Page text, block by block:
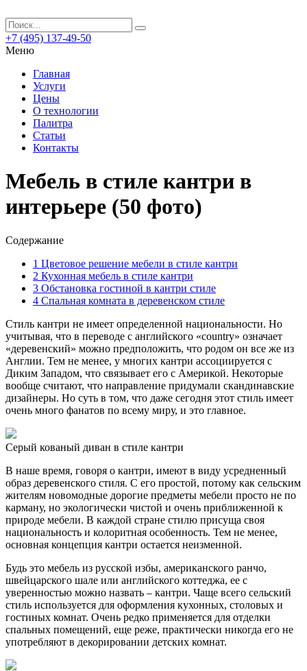
+7 (495) 137-49-50
Меню
Главная
Услуги
Цены
О технологии
Палитра
Статьи
Контакты
Мебель в стиле кантри в
интерьере (50 фото)
Содержание
1 Цветовое решение мебели в стиле кантри
2 Кухонная мебель в стиле кантри
3 Обстановка гостиной в кантри стиле
4 Спальная комната в деревенском стиле
Стиль кантри не имеет определенной национальности. Но
учитывая, что в переводе с английского «country» означает
«деревенский» можно предположить, что родом он все же из
Англии. Тем не менее, у многих кантри ассоциируется с
Диким Западом, что связывает его с Америкой. Некоторые
вообще считают, что направление придумали скандинавские
дизайнеры. Но суть в том, что даже сегодня этот стиль имеет
очень много фанатов по всему миру, и это главное.
Серый кованый диван в стиле кантри
В наше время, говоря о кантри, имеют в виду усредненный
образ деревенского стиля. С его простой, потому как сельским
жителям новомодные дорогие предметы мебели просто не по
карману, но экологически чистой и очень приближенной к
природе мебели. В каждой стране стилю присуща своя
национальность и колоритная особенность. Тем не менее,
основная концепция кантри остается неизменной.
Будь это мебель из русской избы, американского ранчо,
швейцарского шале или английского коттеджа, ее с
уверенностью можно назвать – кантри. Чаще всего сельский
стиль используется для оформления кухонных, столовых и
гостиных комнат. Очень редко применяется для отделки
спальных помещений, еще реже, практически никогда его не
употребляют в декорировании детских комнат.